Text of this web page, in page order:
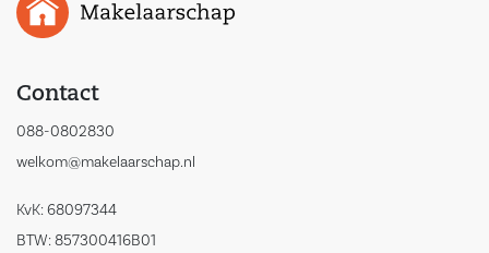
Contact
088-0802830
welkom@makelaarschap.nl
KvK: 68097344
BTW: 857300416B01